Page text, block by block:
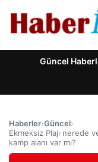
Güncel
Haberler›Güncel›
Ekmeksiz Plajı nerede
kamp alanı var mı?